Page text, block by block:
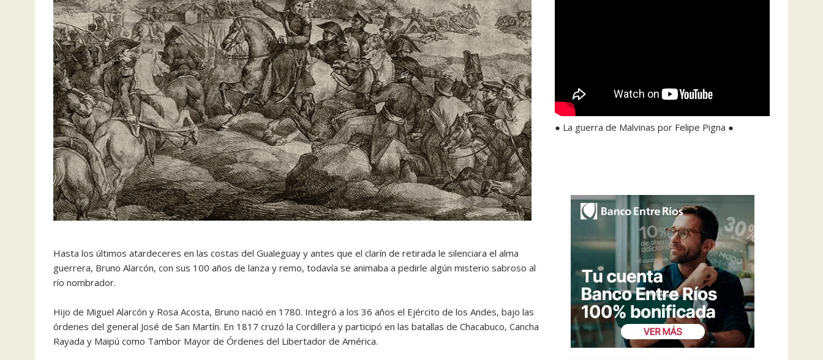
Hasta los últimos atardeceres en las costas del Gualeguay y antes que el clarín de retirada le silenciara el alma
guerrera, Bruno Alarcón, con sus 100 años de lanza y remo, todavía se animaba a pedirle algún misterio sabroso al
río nombrador.
Hijo de Miguel Alarcón y Rosa Acosta, Bruno nació en 1780. Integró a los 36 años el Ejército de los Andes, bajo las
órdenes del general José de San Martín. En 1817 cruzó la Cordillera y participó en las batallas de Chacabuco, Cancha
Rayada y Maipú como Tambor Mayor de Órdenes del Libertador de América.
● La guerra de Malvinas por Felipe Pigna ●